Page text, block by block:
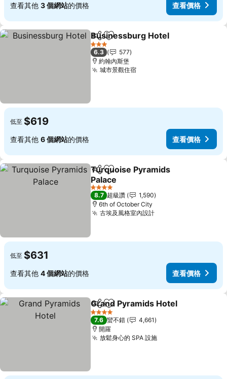
查看其他 3 個網站的價格 查看價格
分享 加入我的最愛
Businessburg Hotel
3 星級
6.3
577
約翰內斯堡
城市景觀住宿查看價格
低至 $619
查看其他 6 個網站的價格 查看價格
分享 加入我的最愛
Turquoise Pyramids
Palace
查看價格
4 星級
8.7 超級讚
1,590
6th of October City
古埃及風格室內設計查看價格
低至 $631
查看其他 4 個網站的價格 查看價格
分享 加入我的最愛
Grand Pyramids Hotel
4 星級
7.6 蠻不錯
4,661
開羅
放鬆身心的 SPA 設施查看價格